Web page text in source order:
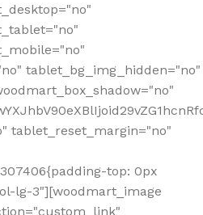
tablet_bg_img_hidden="no"
tablet_reset_margin="no"
top: 0px
lg-3"][woodmart_image